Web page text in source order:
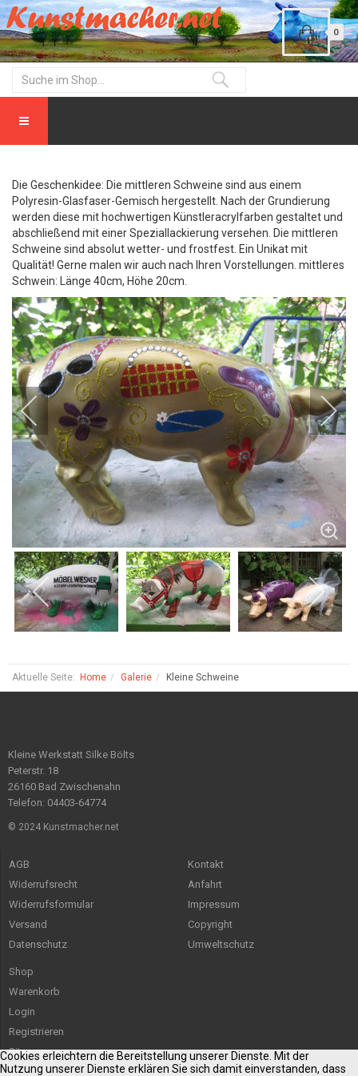
0
Die Geschenkidee: Die mittleren Schweine sind aus einem
Polyresin-Glasfaser-Gemisch hergestellt. Nach der Grundierung
werden diese mit hochwertigen Künstleracrylfarben gestaltet und
abschließend mit einer Speziallackierung versehen. Die mittleren
Schweine sind absolut wetter- und frostfest. Ein Unikat mit
Qualität! Gerne malen wir auch nach Ihren Vorstellungen. mittleres
Schwein: Länge 40cm, Höhe 20cm.
Aktuelle Seite: Home Galerie Kleine Schweine
Kleine Werkstatt Silke Bölts
Peterstr. 18
26160 Bad Zwischenahn
Telefon: 04403-64774
© 2024 Kunstmacher.net
AGB
Widerrufsrecht
Widerrufsformular
Versand
Datenschutz
Kontakt
Anfahrt
Impressum
Copyright
Umweltschutz
Shop
Warenkorb
Login
Registrieren
Sitemap
Cookies erleichtern die Bereitstellung unserer Dienste. Mit der
Nutzung unserer Dienste erklären Sie sich damit einverstanden, dass